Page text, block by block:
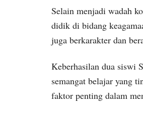
Selain menjadi wadah
didik di bidang
juga berkarakter dan
Keberhasilan dua siswi
semangat belajar yang
faktor penting dalam